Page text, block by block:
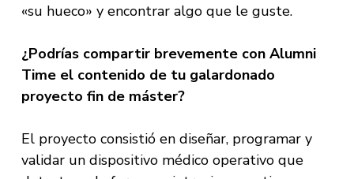
«su hueco» y encontrar algo que le guste.
¿Podrías compartir brevemente con Alumni
Time el contenido de tu galardonado
proyecto fin de máster?
El proyecto consistió en diseñar, programar y
validar un dispositivo médico operativo que